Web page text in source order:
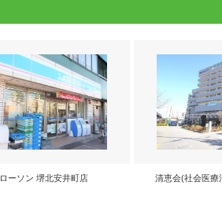
ローソン 堺北安井町店 清恵会(社会医療